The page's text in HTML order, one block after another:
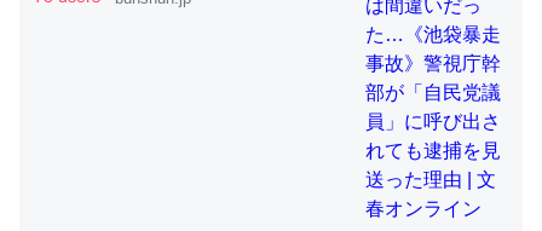
ちょうど同じ理由でEcho Show 8を設定中でした。Prime
とかSpotifyを支払う孝行もできる。一生で親と会える残
り時間を日数にすると1週間とかの人が多いそうだけど、
それを実質100倍以上に伸ばす効果があるはず……
─たまにLINEするくらいだった遠方の父67歳と僕。ITツール導入で
コミュニケーションが劇的に変化した｜tayorini by LIFULL介護